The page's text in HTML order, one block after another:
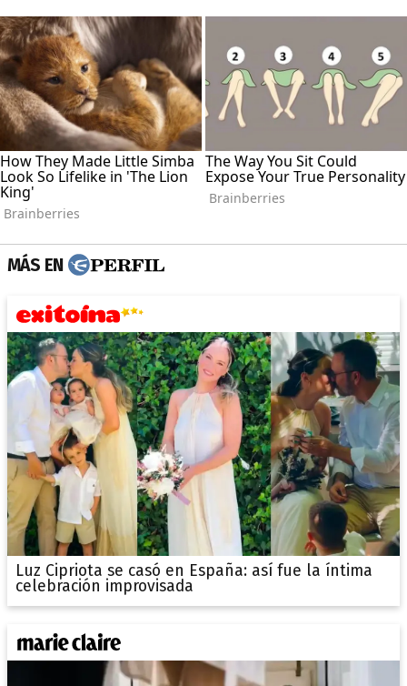
MÁS EN
Luz Cipriota se casó en España: así fue la íntima
celebración improvisada